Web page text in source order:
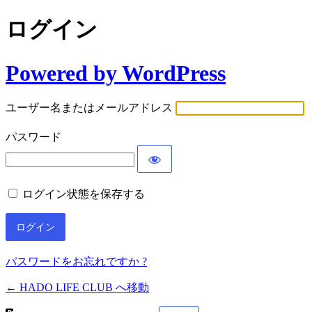
ログイン
Powered by WordPress
ユーザー名またはメールアドレス
パスワード
ログイン状態を保存する
パスワードをお忘れですか ?
← HADO LIFE CLUB へ移動